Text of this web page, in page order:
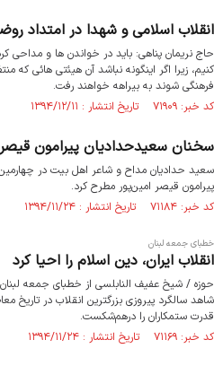
انقلاب اسلامی و شهدا در امتداد
حاج نریمان پناهی: باید در خواندن ها و مداحی
کنیم، زیرا اگر اینگونه نباشد آن هیئتی هائی
فرهنگی شوند به بیراهه خواهند رفت.
کد خبر: ۷۱۹۰۹ تاریخ انتشار : ۱۳۹۴/۱۲/۱۱
سخنان سعیدحدادیان پیرامون
سعید حدادیان مداح و شاعر اهل‌ بیت در چهارمین
پیرامون قیصر امین‌پور مطرح کرد.
کد خبر: ۷۱۱۸۴ تاریخ انتشار : ۱۳۹۴/۱۱/۲۴
خطبای جمعه لبنان
انقلاب ایران، دین اسلام را احیا کرد
حوزه / شیخ عفیف النابلسی از خطبای جمعه
شاهد سالگرد پیروزی بزرگترین انقلاب در تاریخ
قدرت ستمکاران را درهم‌شکست.
کد خبر: ۷۱۱۶۹ تاریخ انتشار : ۱۳۹۴/۱۱/۲۴